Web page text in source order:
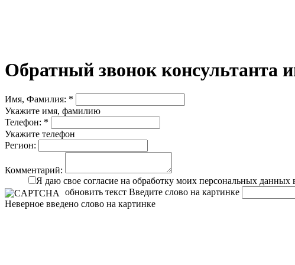
Обратный звонок консультанта
Имя, Фамилия: *
Укажите имя, фамилию
Телефон: *
Укажите телефон
Регион:
Комментарий:
Я даю свое согласие на обработку моих персональных данных
обновить текст Введите слово на картинке
Неверное введено слово на картинке